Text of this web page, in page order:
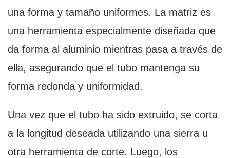
una forma y tamaño uniformes. La matriz es
una herramienta especialmente diseñada que
da forma al aluminio mientras pasa a través de
ella, asegurando que el tubo mantenga su
forma redonda y uniformidad.
Una vez que el tubo ha sido extruido, se corta
a la longitud deseada utilizando una sierra u
otra herramienta de corte. Luego, los